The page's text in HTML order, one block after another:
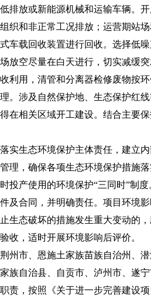
排放或新能源机械和运输车辆。
织和非正常工况排放；运营期站
车载回收装置进行回收。选择低
放空尽量在白天进行，切实减缓
利用，清管和分离器检修废物按
。涉及自然保护地、生态保护红
在相关区域开工建设。结合主要
生态环境保护主体责任，建立内
理，确保各项生态环境保护措施
投产使用的环境保护“三同时”制
及合同，并明确责任。项目环境
生态破坏的措施发生重大变动的
收，适时开展环境影响后评价。
市、恩施土家族苗族自治州、潜
族自治县、自贡市、泸州市、遂
责，按照《关于进一步完善建设